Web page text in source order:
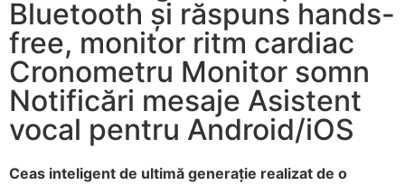
Bluetooth și răspuns hands-
free, monitor ritm cardiac
Cronometru Monitor somn
Notificări mesaje Asistent
vocal pentru Android/iOS
Ceas inteligent de ultimă generație realizat de o